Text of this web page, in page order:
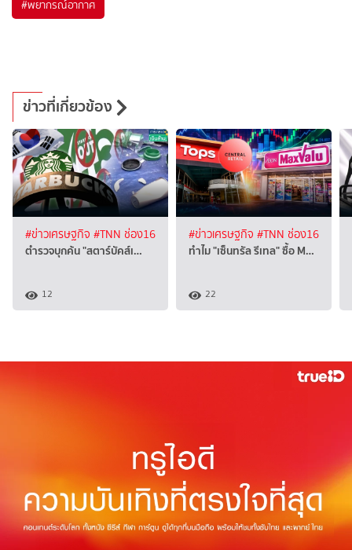
#พยากรณ์อากาศ
ข่าวที่เกี่ยวข้อง
#ข่าวเศรษฐกิจ #TNN ช่อง16
ตำรวจบุกค้น "สตาร์บัคส์เ…
12
#ข่าวเศรษฐกิจ #TNN ช่อง16
ทำไม "เซ็นทรัล รีเทล" ซื้อ M…
22